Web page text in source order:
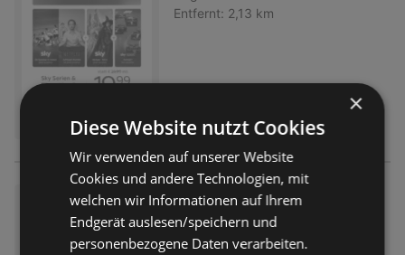
Entfernt: 2,13 km
Sky: WM Previews
Prospekt nicht mehr gültig
Abgelaufen am: 27.05.2026
×
Diese Website nutzt Cookies
Wir verwenden auf unserer Website
Cookies und andere Technologien, mit
welchen wir Informationen auf Ihrem
Endgerät auslesen/speichern und
personenbezogene Daten verarbeiten.